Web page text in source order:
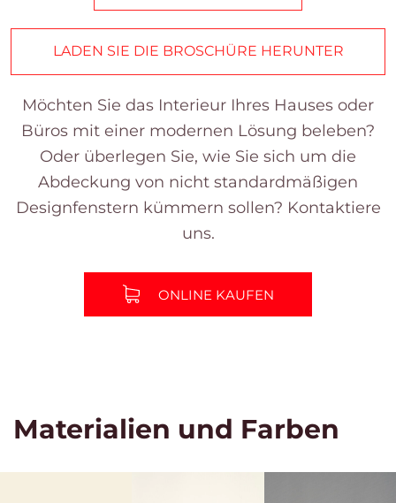
LADEN SIE DIE BROSCHÜRE HERUNTER
Möchten Sie das Interieur Ihres Hauses oder
Büros mit einer modernen Lösung beleben?
Oder überlegen Sie, wie Sie sich um die
Abdeckung von nicht standardmäßigen
Designfenstern kümmern sollen? Kontaktiere
uns.
ONLINE KAUFEN
Materialien und Farben